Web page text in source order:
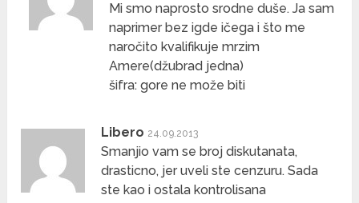
Mi smo naprosto srodne duše. Ja sam
naprimer bez igde ičega i što me
naročito kvalifikuje mrzim
Amere(džubrad jedna)
šifra: gore ne može biti
Libero 24.09.2013
Smanjio vam se broj diskutanata,
drasticno, jer uveli ste cenzuru. Sada
ste kao i ostala kontrolisana